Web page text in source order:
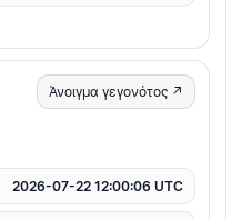
Άνοιγμα γεγονότος ↗
2026-07-22 12:00:06 UTC